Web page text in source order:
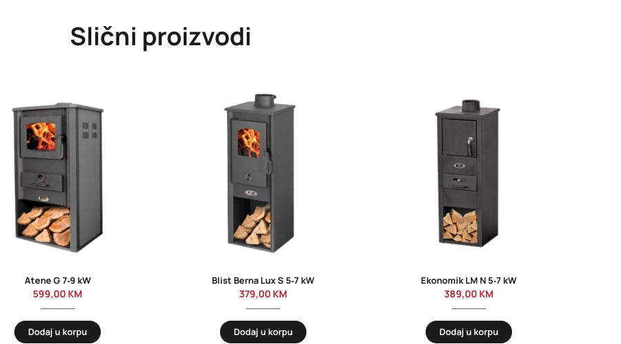
Slični proizvodi
Atene G 7‑9 kW
599,00 KM
Dodaj u korpu
Blist Berna Lux S 5‑7 kW
379,00 KM
Dodaj u korpu
Ekonomik LM N 5‑7 kW
389,00 KM
Dodaj u korpu